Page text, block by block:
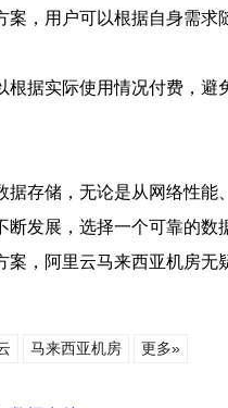
案，用户可以根据自身需
根据实际使用情况付费，
存储，无论是从网络性
发展，选择一个可靠的数
，阿里云马来西亚机房
马来西亚机房 更多»